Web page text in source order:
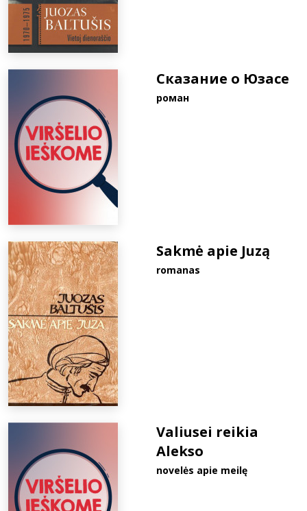
Сказание о Юзасе
pоман
Sakmė apie Juzą
romanas
Valiusei reikia
Alekso
novelės apie meilę